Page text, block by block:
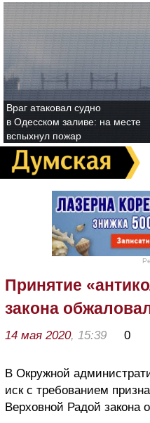
Враг атаковал судно
в Одесском заливе: на месте
вспыхнул пожар
Принятие
закона
14 мая 2020, 15:39 0
В Окружной
иск с требованием
Верховной Радой закона